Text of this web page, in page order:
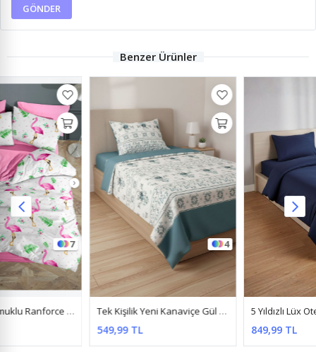
GÖNDER
Benzer Ürünler
4
Tek Kişilik Yeni Kanaviçe Gül Desen Pamuklu Nevresim Takımı ( Çarşafı Lastikli ) Turkuaz 5 Yıldızlı Lüx Otel Tipi Tek Kişilik Lastikli Çizgili Pamuk Saten Nevresim Takımı Lacivert